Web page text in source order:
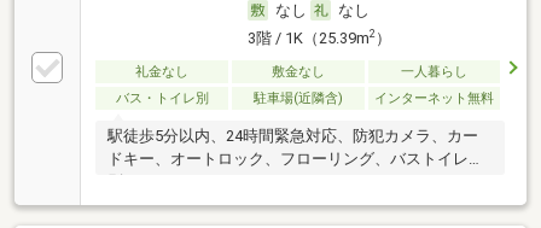
なし
なし
3階 / 1K（25.39m2）
礼金なし 敷金なし
一人暮らし
バス・トイレ別
駐車場(近隣含) インターネット無料
駅徒歩5分以内、24時間緊急対応、防犯カメラ、カー
ドキー、オートロック、フローリング、バストイレ